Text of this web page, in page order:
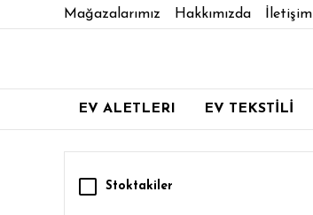
Mağazalarımız Hakkımızda İletişim
EV ALETLERI EV TEKSTİLİ
Stoktakiler